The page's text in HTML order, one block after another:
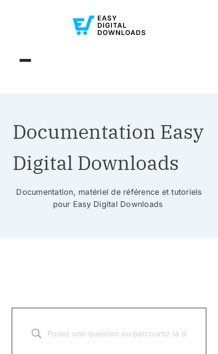
Documentation Easy
Digital Downloads
Documentation, matériel de référence et tutoriels
pour Easy Digital Downloads